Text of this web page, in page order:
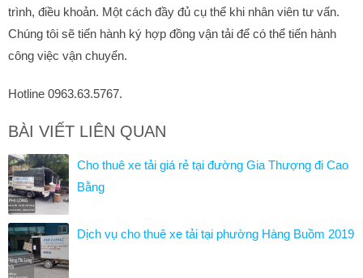
trình, điều khoản. Một cách đầy đủ cụ thể khi nhân viên tư vấn.
Chúng tôi sẽ tiến hành ký hợp đồng vận tải để có thể tiến hành
công việc vận chuyển.
Hotline 0963.63.5767.
BÀI VIẾT LIÊN QUAN
Cho thuê xe tải giá rẻ tại đường Gia Thượng đi Cao
Bằng
Dịch vụ cho thuê xe tải tại phường Hàng Buồm 2019